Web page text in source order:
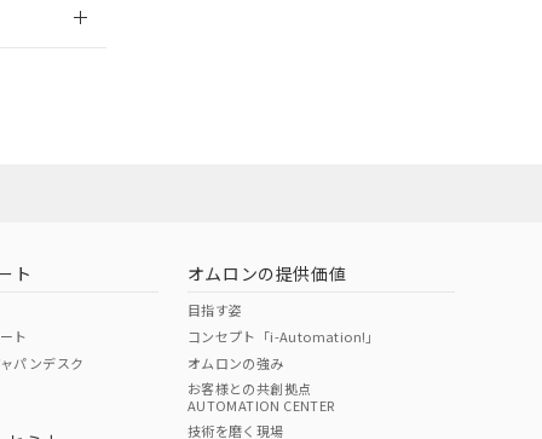
ト
ト
パンデスク
オムロンの提供価値
目指す姿
コンセプト「i-Automation!」
オムロンの強み
お客様との共創拠点
AUTOMATION CENTER
技術を磨く現場